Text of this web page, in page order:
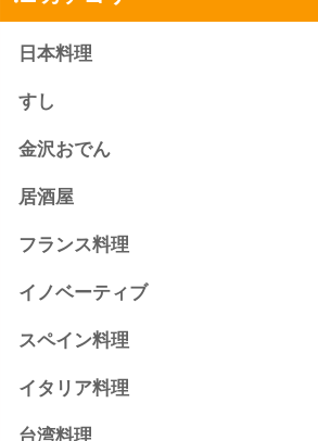
日本料理
すし
金沢おでん
居酒屋
フランス料理
イノベーティブ
スペイン料理
イタリア料理
台湾料理